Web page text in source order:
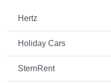
Hertz
Holiday Cars
SternRent